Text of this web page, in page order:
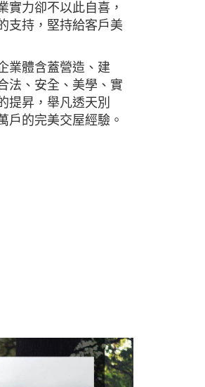
實力卻不以此自喜，
支持，堅持給客戶美
業體含蓋營造、建
法、安全、美學、實
提昇，舉凡透天別
戶的完美交屋經驗。